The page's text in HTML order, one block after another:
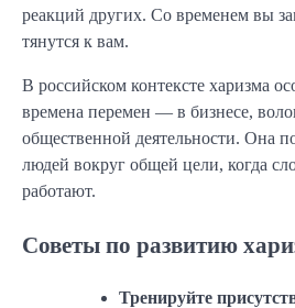
реакций других. Со временем вы
тянутся к вам.
В российском контексте харизма
времена перемен — в бизнесе,
общественной деятельности. Она
людей вокруг общей цели, когда
работают.
Советы по развитию
Тренируйте